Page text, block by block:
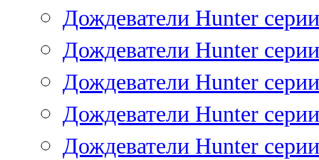
Дождеватели Hunter
Дождеватели Hunter
Дождеватели Hunter
Дождеватели Hunter
Дождеватели Hunter